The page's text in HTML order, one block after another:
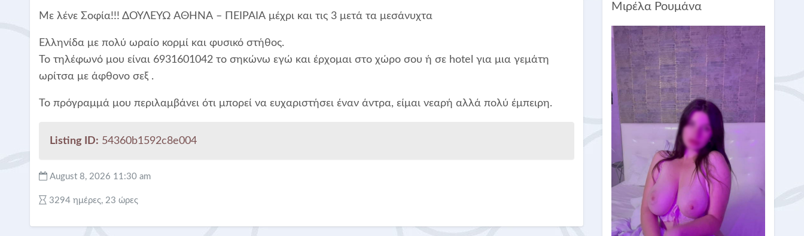
Με λένε Σοφία!!! ΔΟΥΛΕΥΩ ΑΘΗΝΑ – ΠΕΙΡΑΙΑ μέχρι και τις 3 μετά τα μεσάνυχτα
Ελληνίδα με πολύ ωραίο κορμί και φυσικό στήθος.
Το τηλέφωνό μου είναι 6931601042 το σηκώνω εγώ και έρχομαι στο χώρο σου ή σε hotel για μια γεμάτη
ωρίτσα με άφθονο σεξ .
Το πρόγραμμά μου περιλαμβάνει ότι μπορεί να ευχαριστήσει έναν άντρα, είμαι νεαρή αλλά πολύ έμπειρη.
Listing ID: 54360b1592c8e004
August 8, 2026 11:30 am
3294 ημέρες, 23 ώρες
Μιρέλα Ρουμάνα